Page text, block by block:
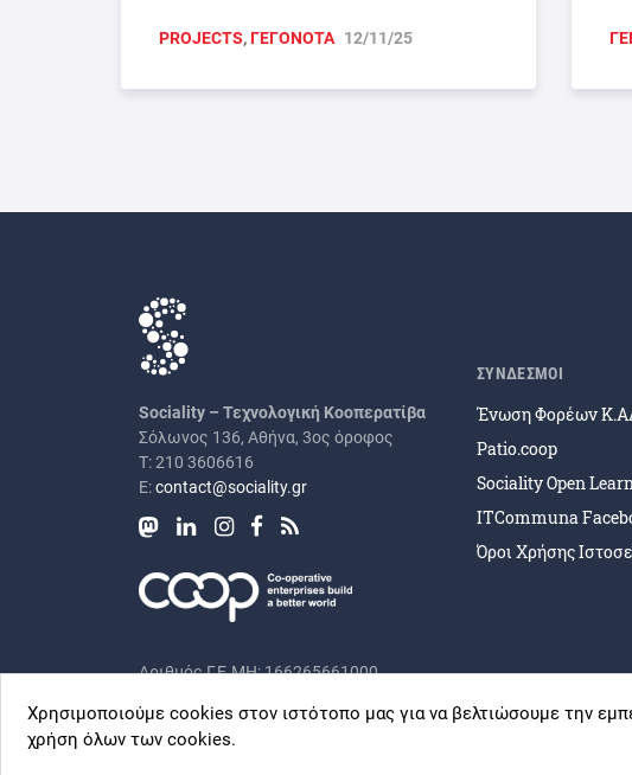
PROJECTS, ΓΕΓΟΝΟΤΑ 12/11/25
Sociality – Τεχνολογική Κοοπερατίβα
Σόλωνος 136, Αθήνα, 3ος όροφος
Τ: 210 3606616
Ε:contact@sociality.gr
Αριθμός Γ.Ε.ΜΗ: 166265661000
ΣΥΝΔΕΣΜΟΙ
Ένωση Φορέων
Patio.coop
Sociality Open
ITCommuna
Όροι Χρήσης
Χρησιμοποιούμε cookies στον ιστότοπο μας για να βελτιώσουμε την
χρήση όλων των cookies.